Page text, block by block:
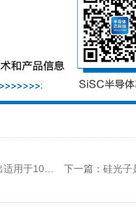
DC转换器评估板 下一篇：硅光子